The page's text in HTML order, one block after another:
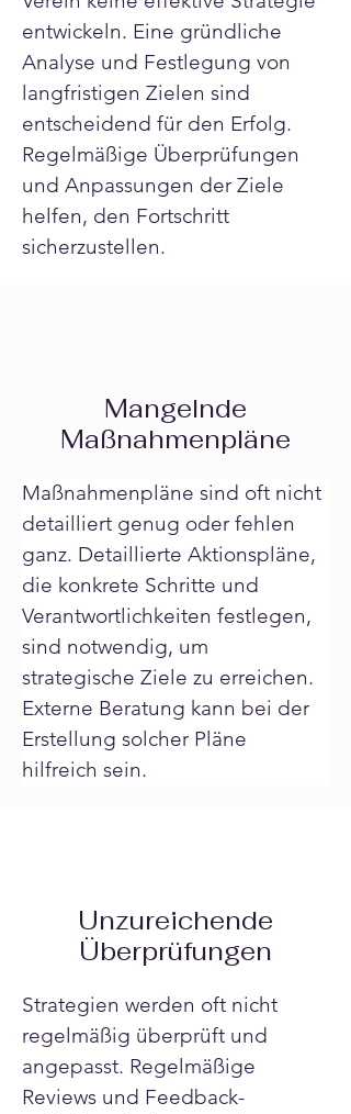
entwickeln. Eine gründliche
Analyse und Festlegung von
langfristigen Zielen sind
entscheidend für den Erfolg.
Regelmäßige Überprüfungen
und Anpassungen der Ziele
helfen, den Fortschritt
sicherzustellen.
Mangelnde
Maßnahmenpläne
Maßnahmenpläne sind oft nicht
detailliert genug oder fehlen
ganz. Detaillierte Aktionspläne,
die konkrete Schritte und
Verantwortlichkeiten festlegen,
sind notwendig, um
strategische Ziele zu erreichen.
Externe Beratung kann bei der
Erstellung solcher Pläne
hilfreich sein.
Unzureichende
Überprüfungen
Strategien werden oft nicht
regelmäßig überprüft und
angepasst. Regelmäßige
Reviews und Feedback-